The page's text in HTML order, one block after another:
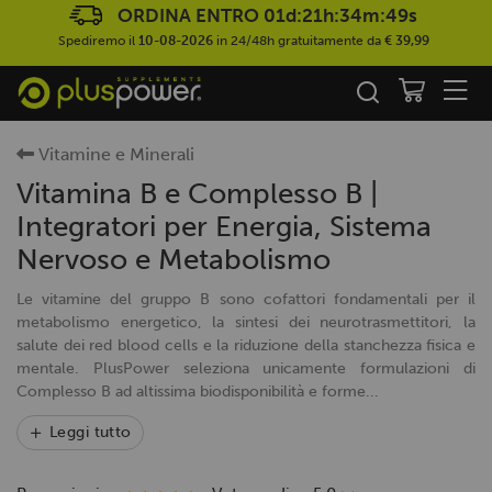
ORDINA ENTRO 01d:21h:34m:48s
Spediremo il 10-08-2026in 24/48h gratuitamente da € 39,99
Vitamine e Minerali
Vitamina B e Complesso B |
Integratori per Energia, Sistema
Nervoso e Metabolismo
Le vitamine del gruppo B sono cofattori fondamentali per il
metabolismo energetico, la sintesi dei neurotrasmettitori, la
salute dei red blood cells e la riduzione della stanchezza fisica e
mentale. PlusPower seleziona unicamente formulazioni di
Complesso B ad altissima biodisponibilità e forme...
Leggi tutto